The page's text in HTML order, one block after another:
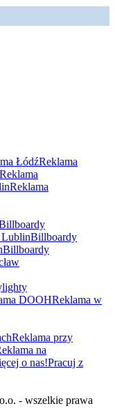
ŁódźReklama
Reklama
Reklama
Billboardy
Billboardy
DOOHReklama w
Reklama przy
na
o nas!Pracuj z
- wszelkie prawa